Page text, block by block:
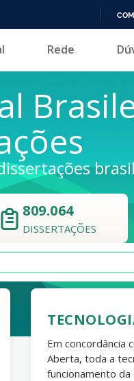
Rede
809.064
DISSERTAÇÕES
Em concordância
Aberta, toda a
funcionamento